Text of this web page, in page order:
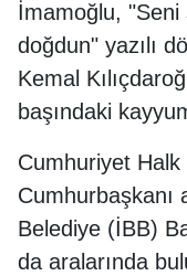
İmamoğlu,
doğdun" yazılı
Kemal
başındaki
Cumhuriyet
Cumhurbaşkanı
Belediye (İBB)
da aralarında